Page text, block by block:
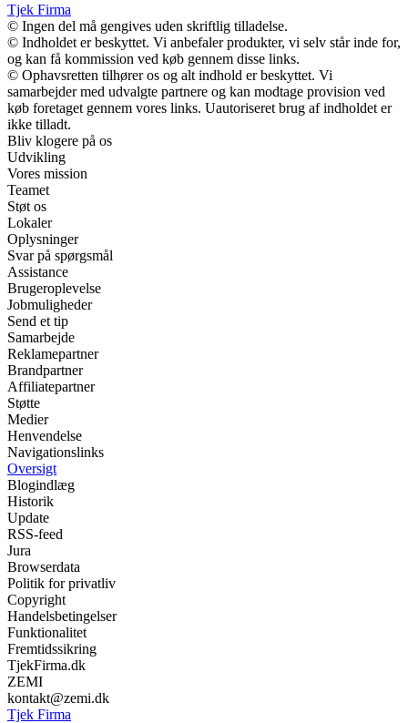
Tjek Firma
© Ingen del må gengives uden skriftlig tilladelse.
© Indholdet er beskyttet. Vi anbefaler produkter, vi selv står inde for,
og kan få kommission ved køb gennem disse links.
© Ophavsretten tilhører os og alt indhold er beskyttet. Vi
samarbejder med udvalgte partnere og kan modtage provision ved
køb foretaget gennem vores links. Uautoriseret brug af indholdet er
ikke tilladt.
Bliv klogere på os
Udvikling
Vores mission
Teamet
Støt os
Lokaler
Oplysninger
Svar på spørgsmål
Assistance
Brugeroplevelse
Jobmuligheder
Send et tip
Samarbejde
Reklamepartner
Brandpartner
Affiliatepartner
Støtte
Medier
Henvendelse
Navigationslinks
Oversigt
Blogindlæg
Historik
Update
RSS-feed
Jura
Browserdata
Politik for privatliv
Copyright
Handelsbetingelser
Funktionalitet
Fremtidssikring
TjekFirma.dk
ZEMI
kontakt@zemi.dk
Tjek Firma